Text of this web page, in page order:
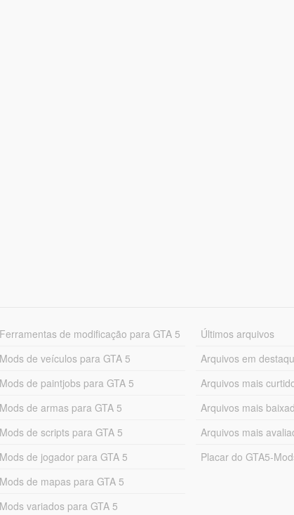
Ferramentas de modificação para GTA 5
Mods de veículos para GTA 5
Mods de paintjobs para GTA 5
Mods de armas para GTA 5
Mods de scripts para GTA 5
Mods de jogador para GTA 5
Mods de mapas para GTA 5
Mods variados para GTA 5
Últimos arquivos
Arquivos em
Arquivos mais
Arquivos mais
Arquivos mais
Placar do GTA5-